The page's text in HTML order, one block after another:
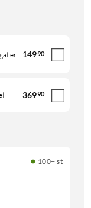
14990
36990
100+ st